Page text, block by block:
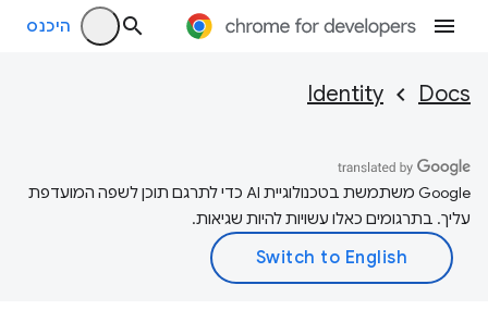
היכנס
Docs
Identity
‫Google משתמשת בטכנולוגיית AI כדי לתרגם תוכן לשפה המועדפת
עליך. בתרגומים כאלו עשויות להיות שגיאות.